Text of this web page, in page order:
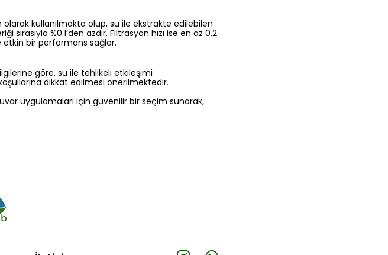
kullanılmakta olup, su ile ekstrakte edilebilen
%0.1’den azdır. Filtrasyon hızı ise en az 0.2
bir performans sağlar.
göre, su ile tehlikeli etkileşimi
dikkat edilmesi önerilmektedir.
uygulamaları için güvenilir bir seçim sunarak,